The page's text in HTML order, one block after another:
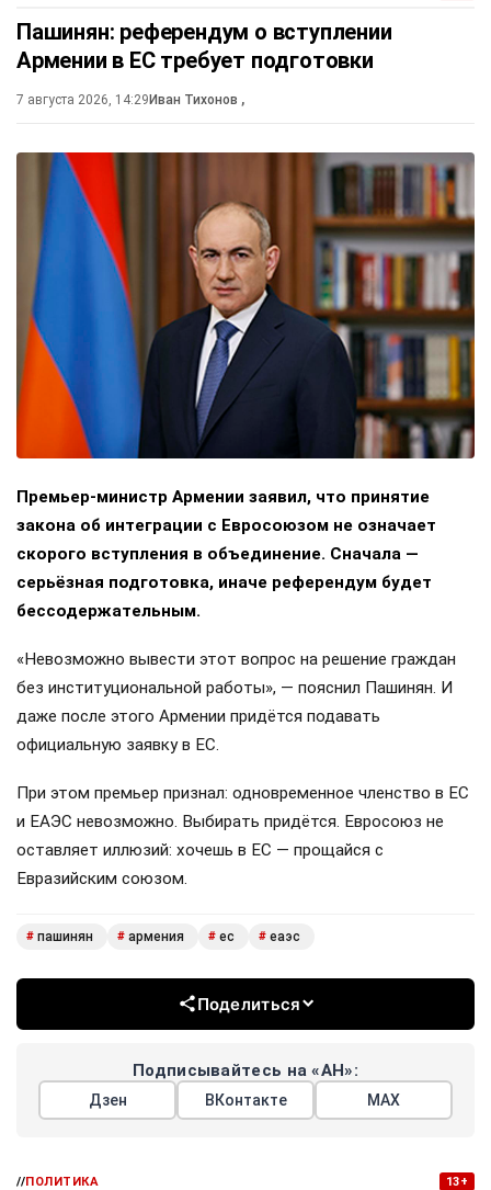
Пашинян: референдум о вступлении
Армении в ЕС требует подготовки
7 августа 2026, 14:29 Иван Тихонов ,
Премьер-министр Армении заявил, что принятие
закона об интеграции с Евросоюзом не означает
скорого вступления в объединение. Сначала —
серьёзная подготовка, иначе референдум будет
бессодержательным.
«Невозможно вывести этот вопрос на решение граждан
без институциональной работы», — пояснил Пашинян. И
даже после этого Армении придётся подавать
официальную заявку в ЕС.
При этом премьер признал: одновременное членство в ЕС
и ЕАЭС невозможно. Выбирать придётся. Евросоюз не
оставляет иллюзий: хочешь в ЕС — прощайся с
Евразийским союзом.
# пашинян # армения # ес # еаэс
Поделиться
Подписывайтесь на «АН»:
Дзен ВКонтакте МАХ
//ПОЛИТИКА 13+